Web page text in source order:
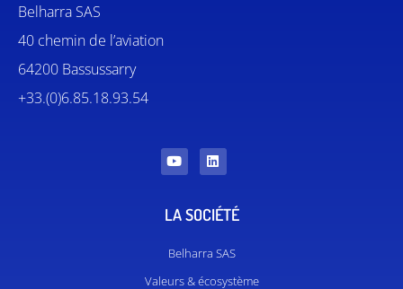
Belharra SAS
40 chemin de l’aviation
64200 Bassussarry
+33.(0)6.85.18.93.54
LA SOCIÉTÉ
Belharra SAS
Valeurs & écosystème